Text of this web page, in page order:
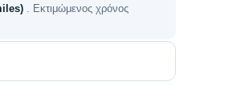
. Εκτιμώμενος χρόνος